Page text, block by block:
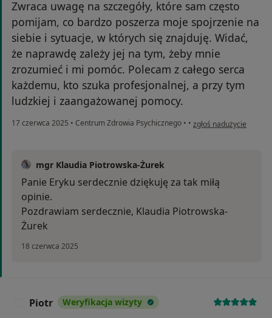
Zwraca uwagę na szczegóły, które sam często
pomijam, co bardzo poszerza moje spojrzenie na
siebie i sytuacje, w których się znajduję. Widać,
że naprawdę zależy jej na tym, żeby mnie
zrozumieć i mi pomóc. Polecam z całego serca
każdemu, kto szuka profesjonalnej, a przy tym
ludzkiej i zaangażowanej pomocy.
17 czerwca 2025 • Centrum Zdrowia Psychicznego • • w opinii użytkownika
zgłoś nadużycie
mgr Klaudia Piotrowska-Żurek
Panie Eryku serdecznie dziękuję za tak miłą
opinie.
Pozdrawiam serdecznie, Klaudia Piotrowska-
Żurek
18 czerwca 2025
Piotr Weryfikacja wizyty